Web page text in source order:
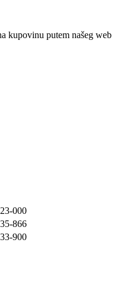
kupovinu putem našeg web
000
866
900